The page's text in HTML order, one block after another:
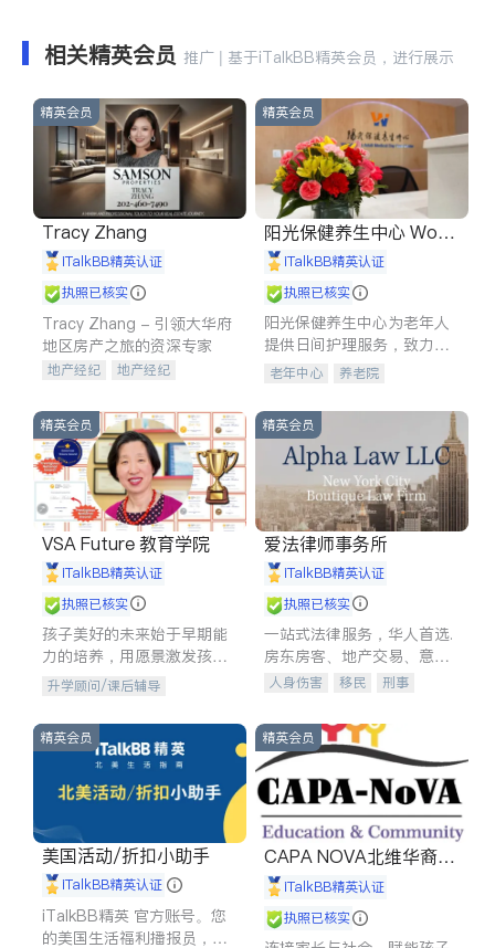
相关精英会员 推广 | 基于iTalkBB精英会员，进行展示
精英会员
Tracy Zhang
iTalkBB精英认证
执照已核实
Tracy Zhang - 引领大华府
地区房产之旅的资深专家
地产经纪
地产经纪
商铺租售
开发商建商
精英会员
阳光保健养生中心 World
shine
iTalkBB精英认证
执照已核实
阳光保健养生中心为老年人
提供日间护理服务，致力于
通过持续的护理创新来有效
老年中心 养老院
精英会员
VSA Future 教育学院
iTalkBB精英认证
执照已核实
孩子美好的未来始于早期能
力的培养，用愿景激发孩子
的学习潜力和动力。理念：
拥有成长型心态是成功的基
石。
升学顾问/课后辅导
精英会员
爱法律师事务所
iTalkBB精英认证
执照已核实
一站式法律服务，华人首选.
房东房客、地产交易、意外
伤害、车祸重伤、商业诉
建筑合同、刑事案件全包办
人身伤害 移民
刑事
信托/遗嘱
商业
索赔
律师-其它 保释
精英会员
美国活动/折扣小助手
iTalkBB精英认证
iTalkBB精英 官方账号。您
的美国生活福利播报员，精
精英会员
CAPA NOVA北维华裔家
长会iTalkBB精英认证
执照已核实